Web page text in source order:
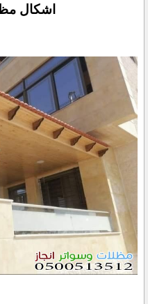
اشكال